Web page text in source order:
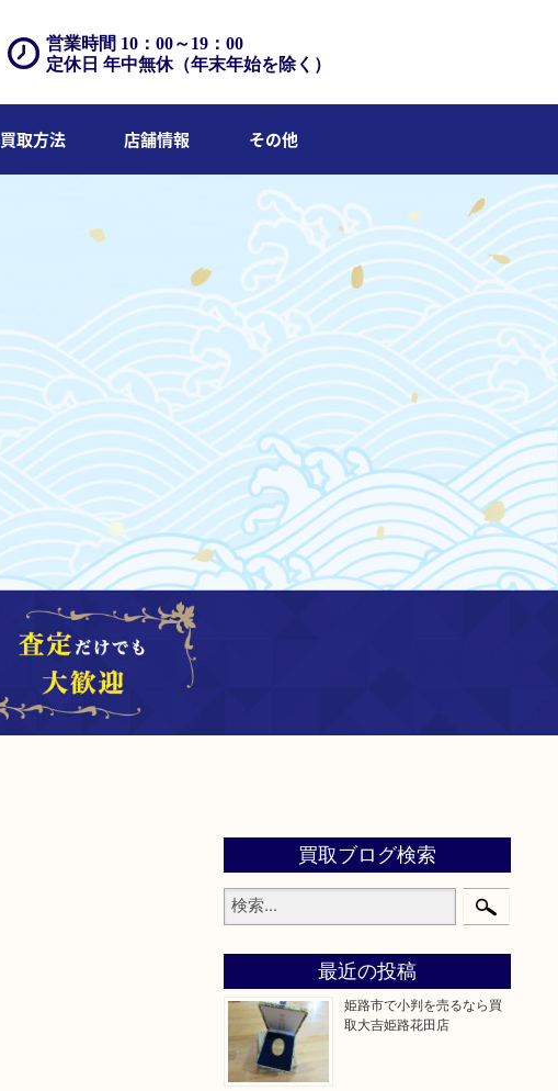
営業時間 10：00～19：00
定休日 年中無休（年末年始を除く）
買取方法 店舗情報 その他
買取ブログ検索
最近の投稿
姫路市で小判を売るなら買
取大吉姫路花田店